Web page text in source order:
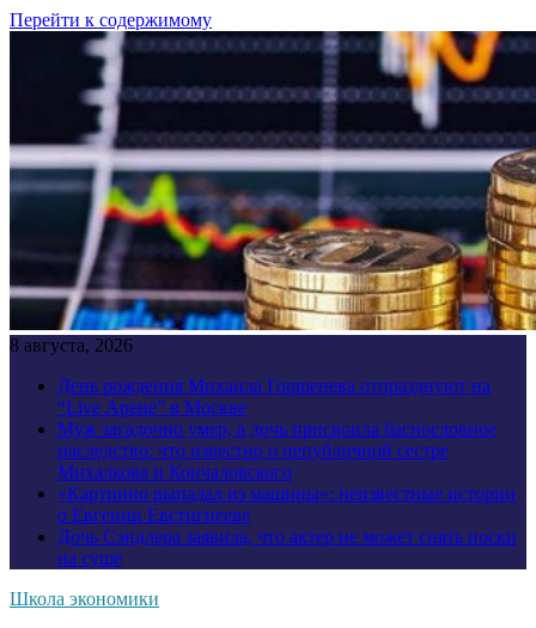
Перейти к содержимому
8 августа, 2026
День рождения Михаила Горшенева отпразднуют на
“Live Арене” в Москве
Муж загадочно умер, а дочь присвоила баснословное
наследство: что известно о непубличной сестре
Михалкова и Кончаловского
«Картинно выпадал из машины»: неизвестные истории
о Евгении Евстигнееве
Дочь Сэндлера заявила, что актер не может снять носки
на суше
Школа экономики